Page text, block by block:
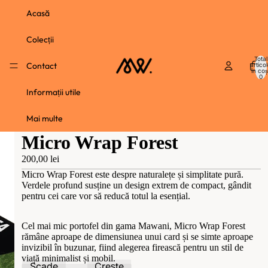
Acasă
Colecții
Contact
Informații utile
Mai multe
Total
în
0
Micro Wrap Forest
200,00 lei
Micro Wrap Forest este despre naturalețe și simplitate pură.
Verdele profund susține un design extrem de compact, gândit
pentru cei care vor să reducă totul la esențial.
Cel mai mic portofel din gama Mawani, Micro Wrap Forest
rămâne aproape de dimensiunea unui card și se simte aproape
invizibil în buzunar, fiind alegerea firească pentru un stil de
viață minimalist și mobil.